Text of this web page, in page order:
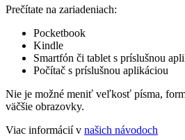
Prečítate na zariadeniach:
Pocketbook
Kindle
Smartfón či tablet s príslušnou
Počítač s príslušnou aplikáciou
Nie je možné meniť veľkosť písma,
väčšie obrazovky.
Viac informácií v našich návodoch